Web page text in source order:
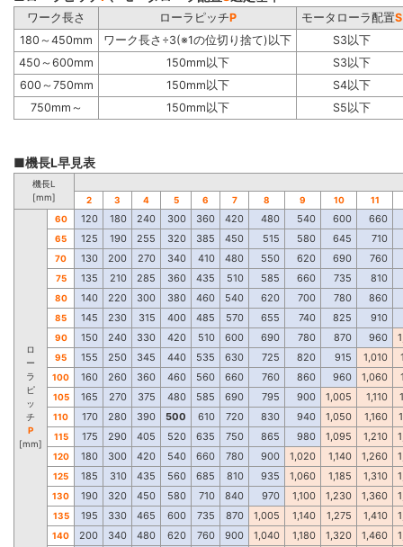
ワーク長さ ローラピッチP モータローラ配置S
180～450mm
ワーク長さ÷3(※1の位切り捨て)以下
S3以下
450～600mm
150mm以下
S3以下
600～750mm
150mm以下
S4以下
750mm～
150mm以下 S5以下
■機長L早見表
機長L
[mm]
2 3 4 5 6 7 8 9 10 11
ロ
ー
ラ
ピ
ッ
チ
P
[mm]
60 120 180 240 300 360 420 480 540 600 660
65 125 190 255 320 385 450 515 580 645 710
70 130 200 270 340 410 480 550 620 690 760
75 135 210 285 360 435 510 585 660 735 810
80 140 220 300 380 460 540 620 700 780 860
85 145 230 315 400 485 570 655 740 825 910
90 150 240 330 420 510 600 690 780 870 960
95 155 250 345 440 535 630 725 820 915 1,010
100 160 260 360 460 560 660 760 860 960 1,060
105 165 270 375 480 585 690 795 900 1,005 1,110
110 170 280 390 500 610 720 830 940 1,050 1,160
115 175 290 405 520 635 750 865 980 1,095 1,210
120 180 300 420 540 660 780 900 1,020 1,140 1,260
125 185 310 435 560 685 810 935 1,060 1,185 1,310
130 190 320 450 580 710 840 970 1,100 1,230 1,360
135 195 330 465 600 735 870 1,005 1,140 1,275 1,410
140 200 340 480 620 760 900 1,040 1,180 1,320 1,460